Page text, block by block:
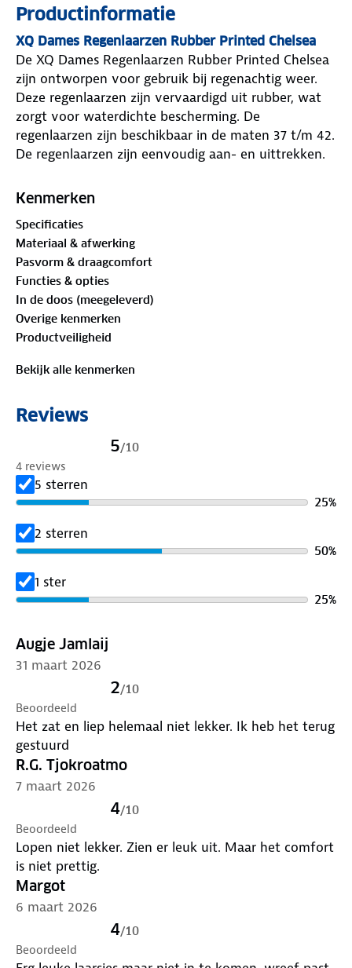
Productinformatie
XQ Dames Regenlaarzen Rubber Printed Chelsea
De XQ Dames Regenlaarzen Rubber Printed Chelsea
zijn ontworpen voor gebruik bij regenachtig weer.
Deze regenlaarzen zijn vervaardigd uit rubber, wat
zorgt voor waterdichte bescherming. De
regenlaarzen zijn beschikbaar in de maten 37 t/m 42.
De regenlaarzen zijn eenvoudig aan- en uittrekken.
Rubber Printed Chelsea
Merk: XQ
Inhoud: 1 paar Regenlaarzen
Materiaal: Rubber
Maten: 37 t/m 42
Geslacht: Dames
Kenmerken
Specificaties
Materiaal & afwerking
Pasvorm & draagcomfort
Functies & opties
In de doos (meegeleverd)
Overige kenmerken
Productveiligheid
Bekijk alle kenmerken
Reviews
5/10
4 reviews
5 sterren
25%
2 sterren
50%
1 ster
25%
Augje Jamlaij
31 maart 2026
2/10
Beoordeeld
Het zat en liep helemaal niet lekker. Ik heb het terug
gestuurd
R.G. Tjokroatmo
7 maart 2026
4/10
Beoordeeld
Lopen niet lekker. Zien er leuk uit. Maar het comfort
is niet prettig.
Margot
6 maart 2026
4/10
Beoordeeld